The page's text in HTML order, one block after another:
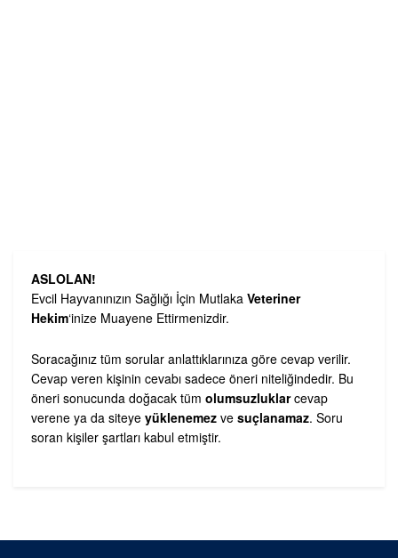
ASLOLAN!
Evcil Hayvanınızın Sağlığı İçin Mutlaka Veteriner
Hekim‘inize Muayene Ettirmenizdir.
Soracağınız tüm sorular anlattıklarınıza göre cevap verilir.
Cevap veren kişinin cevabı sadece öneri niteliğindedir. Bu
öneri sonucunda doğacak tüm olumsuzluklarcevap
verene ya da siteye yüklenemez ve suçlanamaz. Soru
soran kişiler şartları kabul etmiştir.